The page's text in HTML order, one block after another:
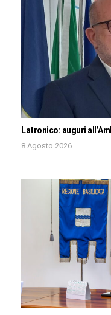
Latronico: auguri
8 Agosto 2026